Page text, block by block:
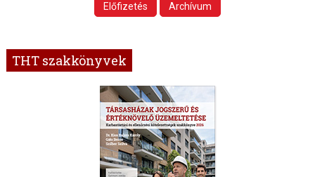
Előfizetés Archívum
THT szakkönyvek